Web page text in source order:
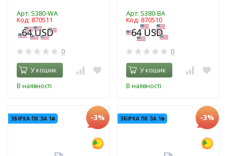
Арт: S380-WA
Код: 870511
0
У кошик
В наявності
Арт: S380-BA
Код: 870510
0
У кошик
В наявності
ЗБІРКА ПК ЗА 1₴ -3% ЗБІРКА ПК ЗА 1₴ -3%